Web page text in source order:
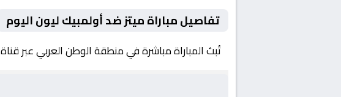
تفاصيل مباراة ميتز ضد أولمبيك ليون اليوم
تُبث المباراة مباشرة في منطقة الوطن العربي عبر قناة beIN Sports 3 HD، حيث يتم نقل أحداث اللقاء كاملة مع تعليق صوتي مميز.